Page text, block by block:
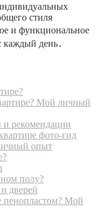
стиля
и функциональное
каждый день․
Мой личный
и рекомендации
фото-гид
опыт
полу?
дверей
пенопластом? Мой